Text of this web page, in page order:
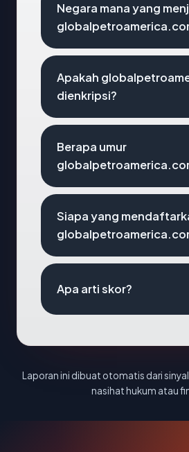
Negara mana yang
Apakah
dienkripsi?
Berapa umur
Siapa yang
Apa arti skor?
Laporan ini dibuat otomatis dari
nasihat hukum atau